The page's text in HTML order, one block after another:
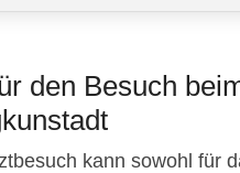
den Besuch
kann sowohl für